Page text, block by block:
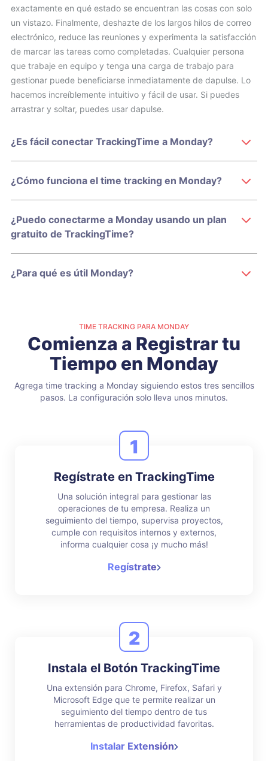
exactamente en qué estado se encuentran las cosas con solo
un vistazo. Finalmente, deshazte de los largos hilos de correo
electrónico, reduce las reuniones y experimenta la satisfacción
de marcar las tareas como completadas. Cualquier persona
que trabaje en equipo y tenga una carga de trabajo para
gestionar puede beneficiarse inmediatamente de dapulse. Lo
hacemos increíblemente intuitivo y fácil de usar. Si puedes
arrastrar y soltar, puedes usar dapulse.
¿Es fácil conectar TrackingTime a Monday?
¿Cómo funciona el time tracking en Monday?
¿Puedo conectarme a Monday usando un plan
gratuito de TrackingTime?
¿Para qué es útil Monday?
TIME TRACKING PARA MONDAY
Comienza a Registrar tu
Tiempo en Monday
Agrega time tracking a Monday siguiendo estos tres sencillos
pasos. La configuración solo lleva unos minutos.
1
Regístrate en TrackingTime
Una solución integral para gestionar las
operaciones de tu empresa. Realiza un
seguimiento del tiempo, supervisa proyectos,
cumple con requisitos internos y externos,
informa cualquier cosa ¡y mucho más!
Regístrate
2
Instala el Botón TrackingTime
Una extensión para Chrome, Firefox, Safari y
Microsoft Edge que te permite realizar un
seguimiento del tiempo dentro de tus
herramientas de productividad favoritas.
Instalar Extensión